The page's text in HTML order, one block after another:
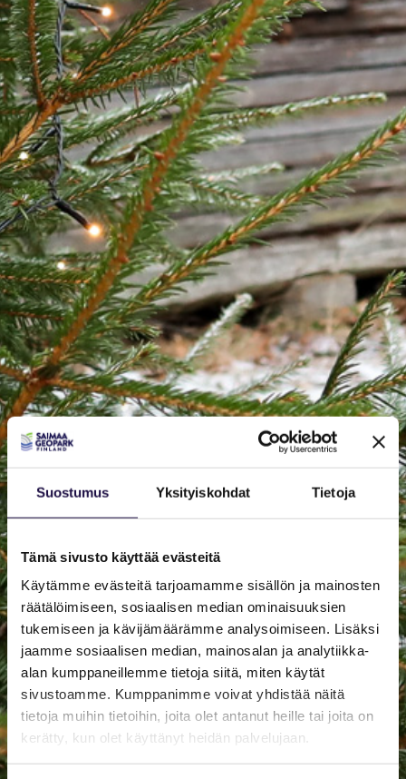
Suostumus Yksityiskohdat Tietoja
Tämä sivusto käyttää evästeitä
Käytämme evästeitä tarjoamamme sisällön ja mainosten
räätälöimiseen, sosiaalisen median ominaisuuksien
tukemiseen ja kävijämäärämme analysoimiseen. Lisäksi
jaamme sosiaalisen median, mainosalan ja analytiikka-
alan kumppaneillemme tietoja siitä, miten käytät
sivustoamme. Kumppanimme voivat yhdistää näitä
tietoja muihin tietoihin, joita olet antanut heille tai joita on
kerätty, kun olet käyttänyt heidän palvelujaan.